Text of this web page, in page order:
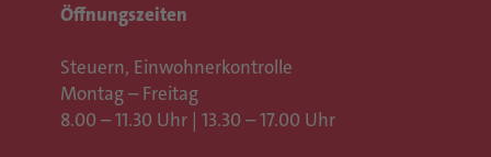
Öffnungszeiten
Steuern, Einwohnerkontrolle
Montag – Freitag
8.00 – 11.30 Uhr | 13.30 – 17.00 Uhr